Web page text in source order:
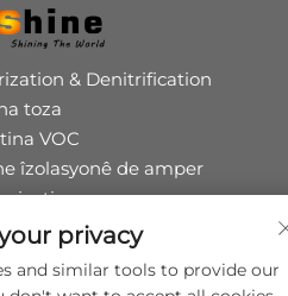
& Denitrification
toza
VOC
îzolasyonê de amper
hevbeş a asîdê humîk
û parastin
privacy
and similar tools to provide our